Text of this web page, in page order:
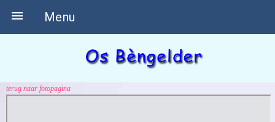
Menu

terug naar fotopagina